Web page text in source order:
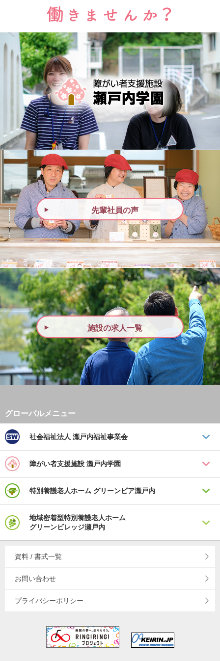
先輩社員の声
施設の求人一覧
社会福祉法人 瀬戸内福祉事業会
障がい者支援施設 瀬戸内学園
特別養護老人ホーム グリーンピア瀬戸内
地域密着型特別養護老人ホーム
グリーンビレッジ瀬戸内
資料 / 書式一覧
お問い合わせ
プライバシーポリシー